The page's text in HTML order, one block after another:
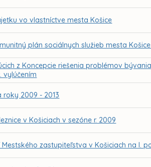
vo vlastníctve mesta Košice
plán sociálnych služieb mesta
z Koncepcie riešenia problémov
vylúčením
roky 2009 - 2013
v Košiciach v sezóne r. 2009
zastupiteľstva v Košiciach na I.